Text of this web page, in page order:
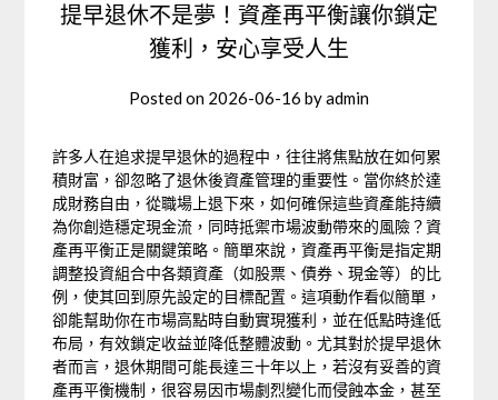
提早退休不是夢！資產再平衡讓你鎖定
獲利，安心享受人生
Posted on 2026-06-16 byadmin
許多人在追求提早退休的過程中，往往將焦點放在如何累
積財富，卻忽略了退休後資產管理的重要性。當你終於達
成財務自由，從職場上退下來，如何確保這些資產能持續
為你創造穩定現金流，同時抵禦市場波動帶來的風險？資
產再平衡正是關鍵策略。簡單來說，資產再平衡是指定期
調整投資組合中各類資產（如股票、債券、現金等）的比
例，使其回到原先設定的目標配置。這項動作看似簡單，
卻能幫助你在市場高點時自動實現獲利，並在低點時逢低
布局，有效鎖定收益並降低整體波動。尤其對於提早退休
者而言，退休期間可能長達三十年以上，若沒有妥善的資
產再平衡機制，很容易因市場劇烈變化而侵蝕本金，甚至